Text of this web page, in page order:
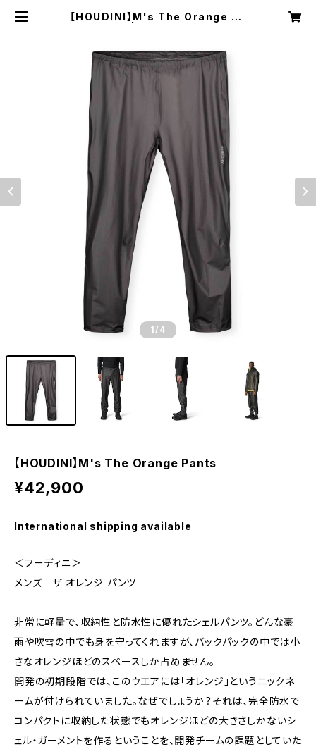
【HOUDINI】M's The Orange Pa
1 /4
【HOUDINI】M's The Orange Pants
¥42,900
International shipping available
＜フーディニ＞
メンズ ザ オレンジ パンツ
非常に軽量で、収納性と防水性に優れたシェルパンツ。どんな豪
雨や吹雪の中でも身を守ってくれますが、バックパックの中では小
さなオレンジほどのスペースしか占めません。
開発の初期段階では、このウエアには「オレンジ」というニックネ
ームが付けられていました。なぜでしょうか？それは、完全防水で
コンパクトに収納した状態でもオレンジほどの大きさしかないシ
ェル・ガーメントを作るということを、開発チームの課題としていた